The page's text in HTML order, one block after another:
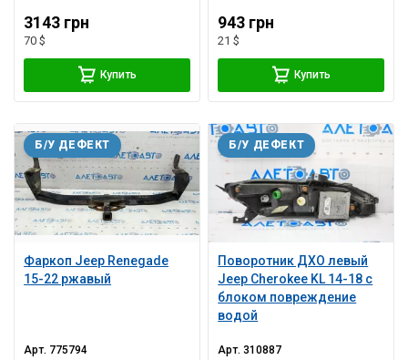
3143 грн
70 $
Купить
943 грн
21 $
Купить
Фаркоп Jeep Renegade
15-22 ржавый
Б/У ДЕФЕКТ
Арт. 775794
Поворотник ДХО левый
Jeep Cherokee KL 14-18 с
блоком повреждение
водой
Б/У ДЕФЕКТ
Арт.310887